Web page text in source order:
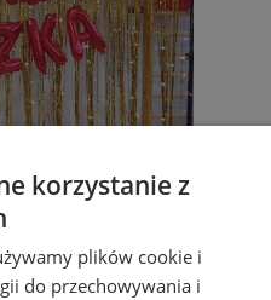
Paczki w
do ponad 80
korzystanie z
plików cookie i
do przechowywania i